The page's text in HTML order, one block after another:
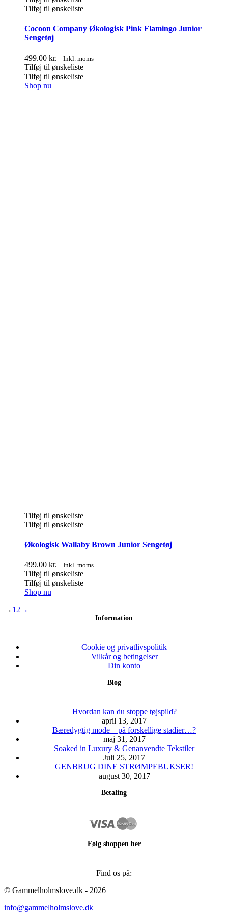
Tilføj til ønskeliste
Cocoon Company Økologisk Pink Flamingo Junior
Sengetøj
499.00 kr. Inkl. moms
Tilføj til ønskeliste
Tilføj til ønskeliste
Shop nu
Tilføj til ønskeliste
Tilføj til ønskeliste
Økologisk Wallaby Brown Junior Sengetøj
499.00 kr. Inkl. moms
Tilføj til ønskeliste
Tilføj til ønskeliste
Shop nu
→ 1 2 →
Information
Cookie og privatlivspolitik
Vilkår og betingelser
Din konto
Blog
Hvordan kan du stoppe tøjspild?
april 13, 2017
Bæredygtig mode – på forskellige stadier…?
maj 31, 2017
Soaked in Luxury & Genanvendte Tekstiler
Juli 25, 2017
GENBRUG DINE STRØMPEBUKSER!
august 30, 2017
Betaling
Følg shoppen her
Find os på:
© Gammelholmslove.dk - 2026
info@gammelholmslove.dk